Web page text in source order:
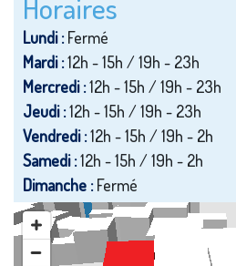
Horaires
Lundi :Fermé
Mardi :12h - 15h / 19h - 23h
Mercredi :12h - 15h / 19h - 23h
Jeudi :12h - 15h / 19h - 23h
Vendredi :12h - 15h / 19h - 2h
Samedi :12h - 15h / 19h - 2h
Dimanche :Fermé